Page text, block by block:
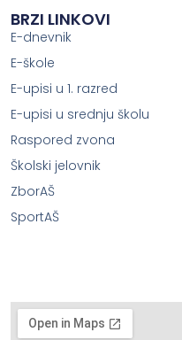
BRZI LINKOVI
E-dnevnik
E-škole
E-upisi u 1. razred
E-upisi u srednju školu
Raspored zvona
Školski jelovnik
ZborAŠ
SportAŠ